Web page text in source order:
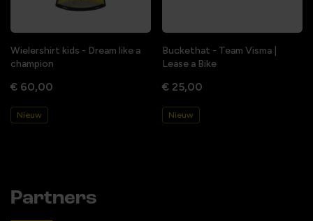
Wielershirt kids - Dream like a
champion
€ 60,00
Nieuw
Buckethat - Team Visma |
Lease a Bike
€ 25,00
Nieuw
Partners